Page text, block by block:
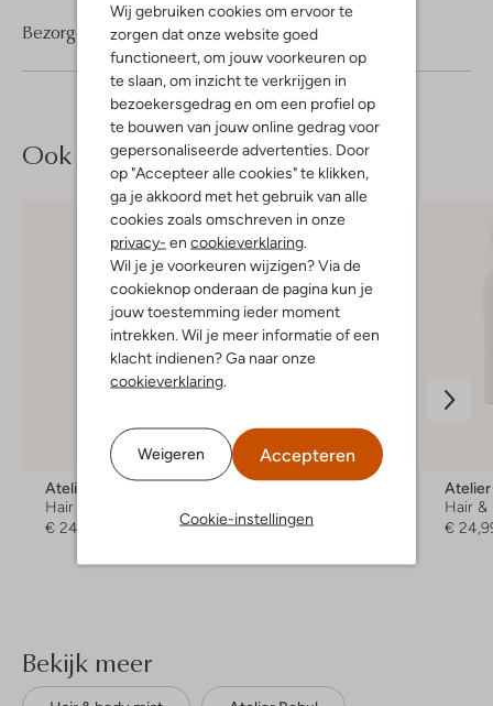
Wij gebruiken cookies om ervoor te
zorgen dat onze website goed
functioneert, om jouw voorkeuren op
te slaan, om inzicht te verkrijgen in
bezoekersgedrag en om een profiel op
te bouwen van jouw online gedrag voor
gepersonaliseerde advertenties. Door
op "Accepteer alle cookies" te klikken,
ga je akkoord met het gebruik van alle
cookies zoals omschreven in onze
privacy- en cookieverklaring
Wil je je voorkeuren wijzigen? Via de
cookieknop onderaan de pagina kun je
jouw toestemming ieder moment
intrekken. Wil je meer informatie of een
klacht indienen? Ga naar onze
cookieverklaring
Weigeren Accepteren
Cookie-instellingen
Bezorgen & retourneren
Ook iets voor jou?
Atelier Rebul
Hair & body mist
€ 24,99
€ 24,99
Atelier
Hair &
€
Bekijk meer